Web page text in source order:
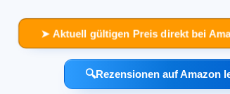
➤ Aktuell gültigen Preis direkt bei
🔍Rezensionen auf Amazon